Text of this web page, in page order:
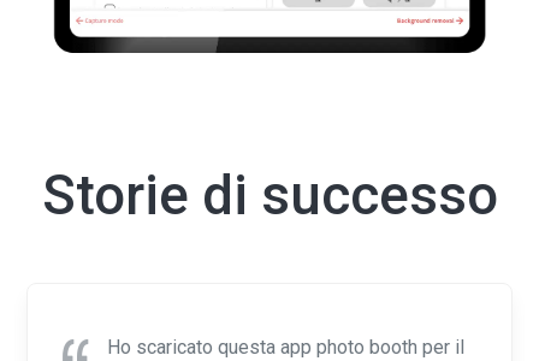
Storie di successo
Ho scaricato questa app photo booth per il